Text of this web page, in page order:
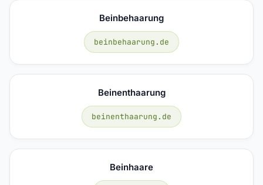
Beinbehaarung
beinbehaarung.de
Beinenthaarung
beinenthaarung.de
Beinhaare